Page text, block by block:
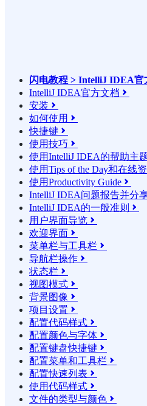
闪电教程 > IntelliJ IDEA官
IntelliJ IDEA官方文档 
安装 
如何使用 
快捷键 
使用技巧 
使用IntelliJ IDEA的帮助主
使用Tips of the Day和在线
使用Productivity Guide 
IntelliJ IDEA问题报告并分
IntelliJ IDEA的一般准则 
用户界面导览 
欢迎界面 
菜单栏与工具栏 
导航栏操作 
状态栏 
视图模式 
背景图像 
项目设置 
配置代码样式 
配置颜色与字体 
配置键盘快捷键 
配置菜单和工具栏 
配置快速列表 
使用代码样式 
文件的类型与颜色 